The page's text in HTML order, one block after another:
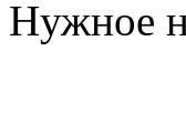
Нужное